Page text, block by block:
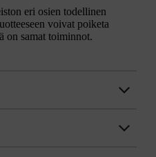
eri osien todellinen
voivat poiketa
on samat toiminnot.